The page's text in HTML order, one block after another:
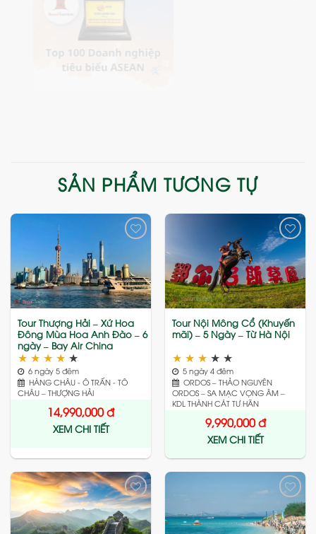
SẢN PHẨM TƯƠNG TỰ
wishlist
Tour Thượng Hải – Xứ Hoa
Đông Mùa Hoa Anh Đào – 6
ngày – Bay Air China
★ ★ ★ ★ ★
6 ngày 5 đêm
HÀNG CHÂU - Ô TRẤN - TÔ
CHÂU – THƯỢNG HẢI
14,990,000đ
XEM CHI TIẾT
Add
to
wishlist
Tour Nội Mông Cổ (Khuyến
mãi) – 5 Ngày – Từ Hà Nội
★ ★ ★ ★ ★
5 ngày 4 đêm
ORDOS – THẢO NGUYÊN
ORDOS – SA MẠC VỌNG ÂM –
KDL THÀNH CÁT TƯ HÃN
9,990,000đ
XEM CHI TIẾT
Add
to
wishlist
Add
to
wishlist